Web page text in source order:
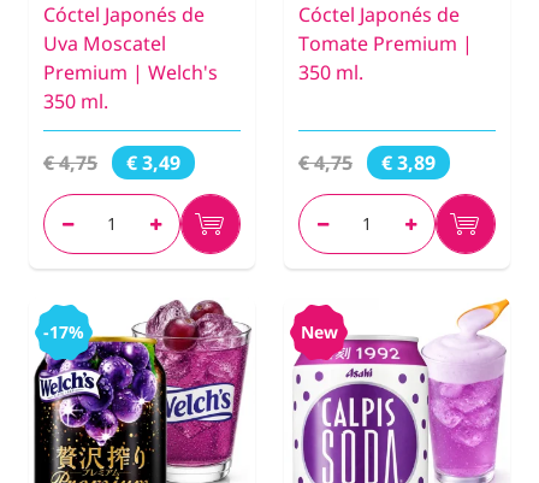
Cóctel Japonés de
Uva Moscatel
Premium | Welch's
350 ml.
€ 4,75 € 3,49
Cóctel Japonés de
Tomate Premium |
350 ml.
€ 4,75 € 3,89
-17% New